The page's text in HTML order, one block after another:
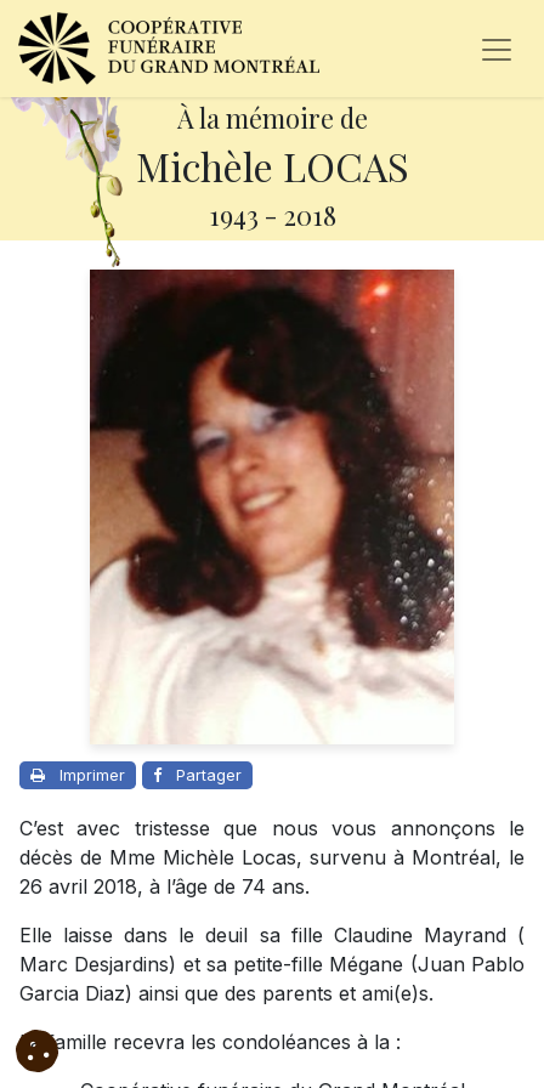
À la mémoire de
Michèle LOCAS
1943 - 2018
Imprimer Partager
C’est avec tristesse que nous vous annonçons le
décès de Mme Michèle Locas, survenu à Montréal, le
26 avril 2018, à l’âge de 74 ans.
Elle laisse dans le deuil sa fille Claudine Mayrand (
Marc Desjardins) et sa petite-fille Mégane (Juan Pablo
Garcia Diaz) ainsi que des parents et ami(e)s.
La famille recevra les condoléances à la :